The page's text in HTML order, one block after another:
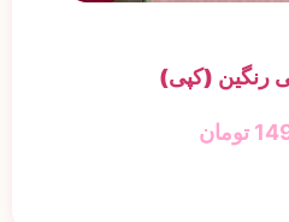
رنگین (کپی)
تومان